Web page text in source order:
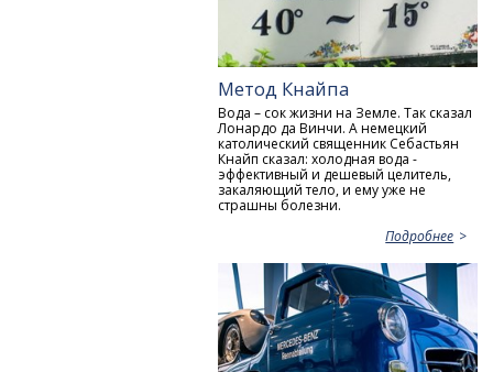
Метод Кнайпа
Вода – сок жизни на Земле. Так сказал
Лонардо да Винчи. А немецкий
католический священник Себастьян
Кнайп сказал: холодная вода -
эффективный и дешевый целитель,
закаляющий тело, и ему уже не
страшны болезни.
Подробнее